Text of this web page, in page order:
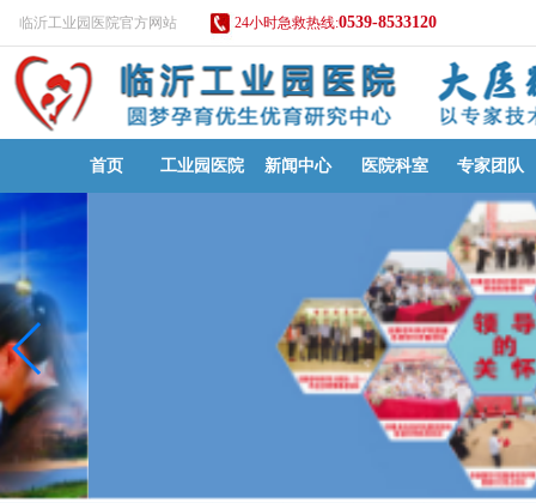
临沂工业园医院官方网站 24小时急救热线:0539-8533120
首页 工业园医院 新闻中心 医院科室 专家团队